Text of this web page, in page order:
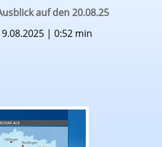
auf den 20.08.25
| 0:52 min
auf den 09.08.26